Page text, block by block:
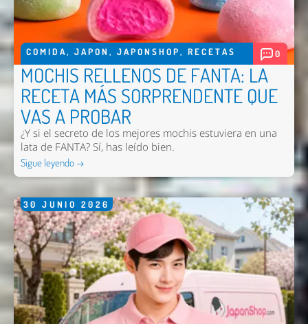
COMIDA, JAPON , JAPONSHOP, RECETAS 0
MOCHIS RELLENOS DE FANTA: LA
RECETA MÁS SORPRENDENTE QUE
VAS A PROBAR
¿Y si el secreto de los mejores mochis estuviera en una
lata de FANTA? Sí, has leído bien.
Sigue leyendo →
30 JUNIO 2026